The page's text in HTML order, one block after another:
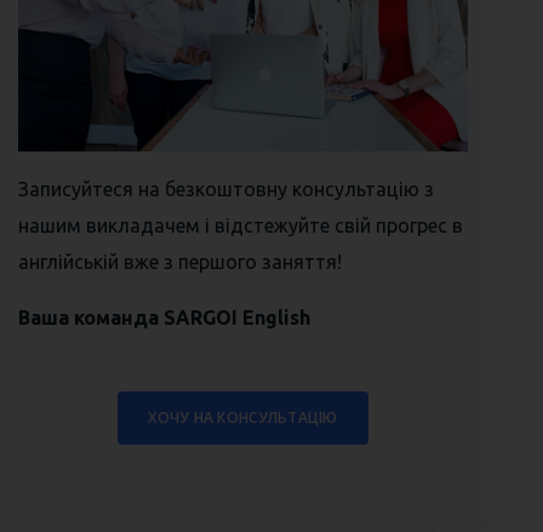
Записуйтеся на безкоштовну консультацію з
нашим викладачем і відстежуйте свій прогрес в
англійській вже з першого заняття!
Ваша команда SARGOI English
ХОЧУ НА КОНСУЛЬТАЦІЮ